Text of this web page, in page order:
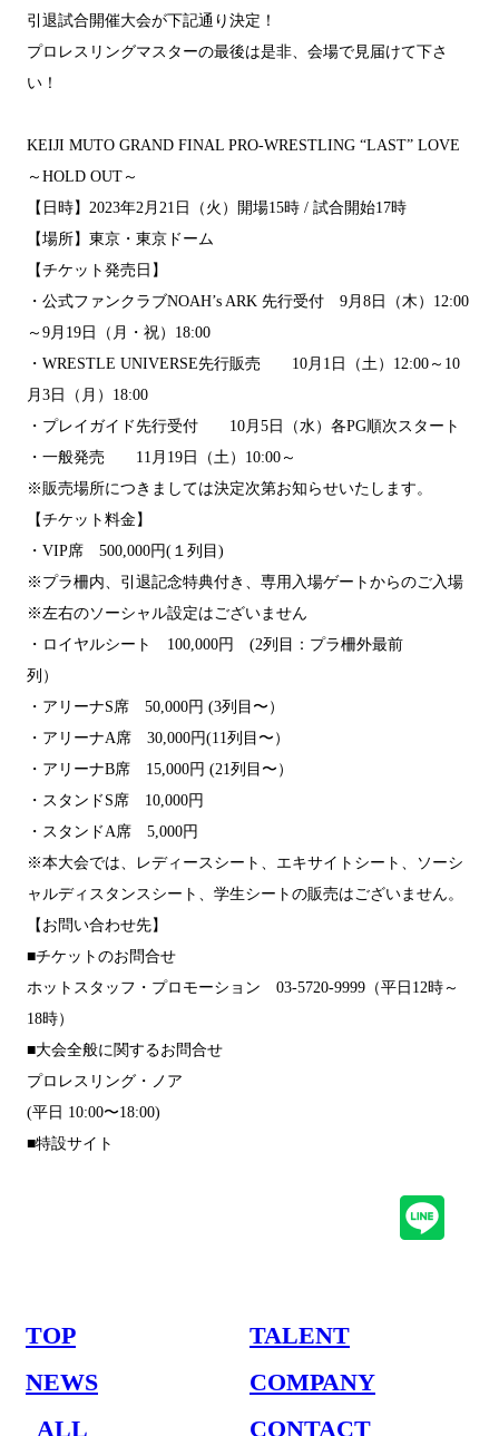
引退試合開催大会が下記通り決定！
プロレスリングマスターの最後は是非、会場で見届けて下さ
い！
KEIJI MUTO GRAND FINAL PRO-WRESTLING “LAST” LOVE
～HOLD OUT～
【日時】2023年2月21日（火）開場15時 / 試合開始17時
【場所】東京・東京ドーム
【チケット発売日】
・公式ファンクラブNOAH’s ARK 先行受付 9月8日（木）12:00
～9月19日（月・祝）18:00
・WRESTLE UNIVERSE先行販売 10月1日（土）12:00～10
月3日（月）18:00
・プレイガイド先行受付 10月5日（水）各PG順次スタート
・一般発売 11月19日（土）10:00～
※販売場所につきましては決定次第お知らせいたします。
【チケット料金】
・VIP席 500,000円(１列目)
※プラ柵内、引退記念特典付き、専用入場ゲートからのご入場
※左右のソーシャル設定はございません
・ロイヤルシート 100,000円 (2列目：プラ柵外最前
列）
・アリーナS席 50,000円 (3列目〜）
・アリーナA席 30,000円(11列目〜）
・アリーナB席 15,000円 (21列目〜）
・スタンドS席 10,000円
・スタンドA席 5,000円
※本大会では、レディースシート、エキサイトシート、ソーシ
ャルディスタンスシート、学生シートの販売はございません。
【お問い合わせ先】
■チケットのお問合せ
ホットスタッフ・プロモーション 03-5720-9999（平日12時～
18時）
■大会全般に関するお問合せ
プロレスリング・ノア
(平日 10:00〜18:00)
■特設サイト
TOP
NEWS
ALL
TALENT
COMPANY
CONTACT